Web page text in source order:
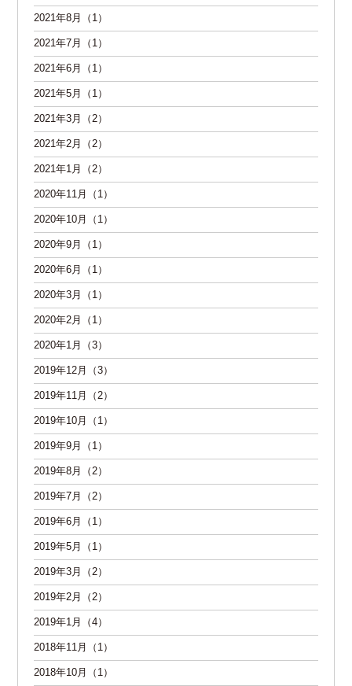
2021年8月（1）
2021年7月（1）
2021年6月（1）
2021年5月（1）
2021年3月（2）
2021年2月（2）
2021年1月（2）
2020年11月（1）
2020年10月（1）
2020年9月（1）
2020年6月（1）
2020年3月（1）
2020年2月（1）
2020年1月（3）
2019年12月（3）
2019年11月（2）
2019年10月（1）
2019年9月（1）
2019年8月（2）
2019年7月（2）
2019年6月（1）
2019年5月（1）
2019年3月（2）
2019年2月（2）
2019年1月（4）
2018年11月（1）
2018年10月（1）